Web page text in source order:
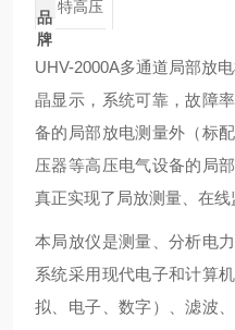
品
牌
特高压
UHV-2000A多通道局部放
晶显示，系统可靠，故障
备的局部放电测量外（标
压器等高压电气设备的局
真正实现了局放测量、在线
本局放仪是测量、分析电
系统采用现代电子和计算
拟、电子、数字）、滤波